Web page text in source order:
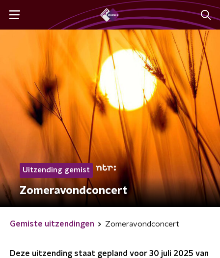
Uitzending gemist
Zomeravondconcert
Gemiste uitzendingen Zomeravondconcert
Deze uitzending staat gepland voor 30 juli 2025 van